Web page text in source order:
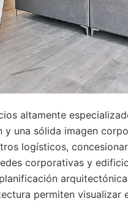
altamente
una sólida imagen
logísticos,
corporativas y
permiten visualizar